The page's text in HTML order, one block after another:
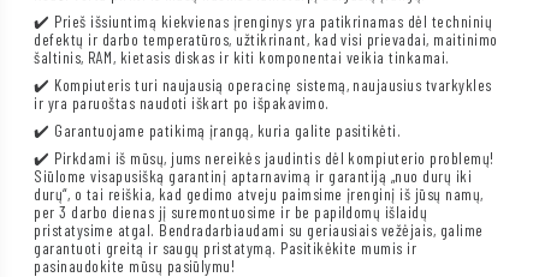
✔️ Prieš išsiuntimą kiekvienas įrenginys yra patikrinamas dėl techninių
defektų ir darbo temperatūros, užtikrinant, kad visi prievadai, maitinimo
šaltinis, RAM, kietasis diskas ir kiti komponentai veikia tinkamai.
✔️ Kompiuteris turi naujausią operacinę sistemą, naujausius tvarkykles
ir yra paruoštas naudoti iškart po išpakavimo.
✔️ Garantuojame patikimą įrangą, kuria galite pasitikėti.
✔️ Pirkdami iš mūsų, jums nereikės jaudintis dėl kompiuterio problemų!
Siūlome visapusišką garantinį aptarnavimą ir garantiją „nuo durų iki
durų“, o tai reiškia, kad gedimo atveju paimsime įrenginį iš jūsų namų,
per 3 darbo dienas jį suremontuosime ir be papildomų išlaidų
pristatysime atgal. Bendradarbiaudami su geriausiais vežėjais, galime
garantuoti greitą ir saugų pristatymą. Pasitikėkite mumis ir
pasinaudokite mūsų pasiūlymu!